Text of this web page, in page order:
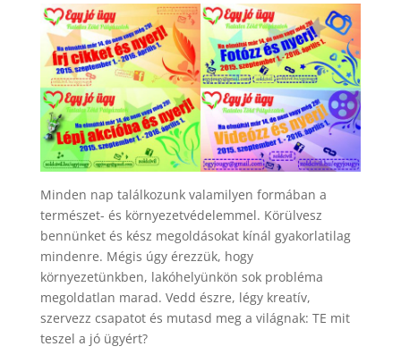
Minden nap találkozunk valamilyen formában a
természet- és környezetvédelemmel. Körülvesz
bennünket és kész megoldásokat kínál gyakorlatilag
mindenre. Mégis úgy érezzük, hogy
környezetünkben, lakóhelyünkön sok probléma
megoldatlan marad. Vedd észre, légy kreatív,
szervezz csapatot és mutasd meg a világnak: TE mit
teszel a jó ügyért?